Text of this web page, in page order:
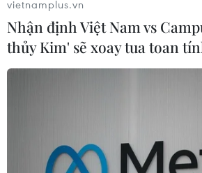
tháng 11 tăng 0,48%
28/11/2016 06:42
vietnamplus.vn
Nhận định Việt Nam vs
thủy Kim' sẽ xoay tua toan